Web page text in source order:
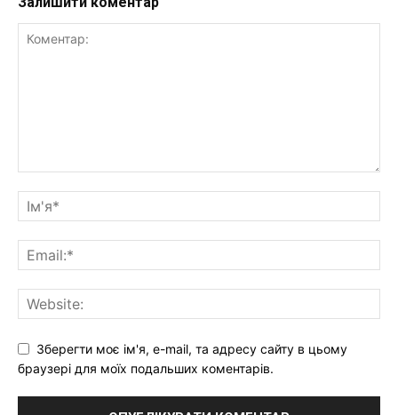
Зберегти моє ім'я, e-mail, та адресу сайту в цьому
браузері для моїх подальших коментарів.